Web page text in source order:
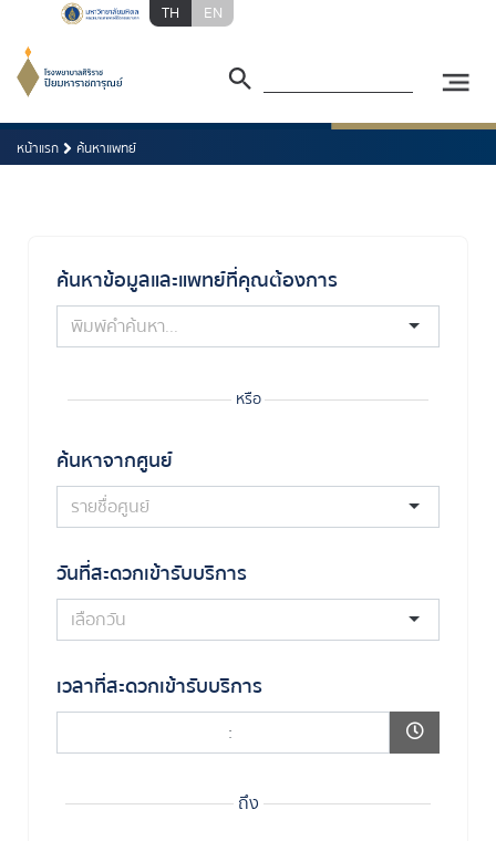
TH EN
หน้าแรก ค้นหาแพทย์
ค้นหาข้อมูลและแพทย์ที่คุณต้องการ
หรือ
ค้นหาจากศูนย์
วันที่สะดวกเข้ารับบริการ
เวลาที่สะดวกเข้ารับบริการ
:
ถึง